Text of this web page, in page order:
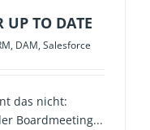
TO DATE
, DAM, Salesforce
das nicht:
Boardmeeting...